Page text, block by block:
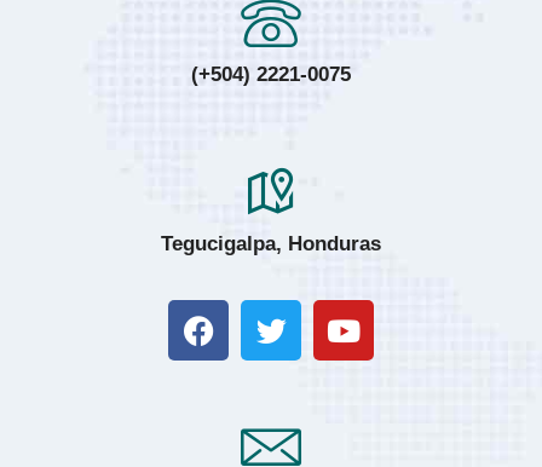
(+504) 2221-0075
Tegucigalpa, Honduras